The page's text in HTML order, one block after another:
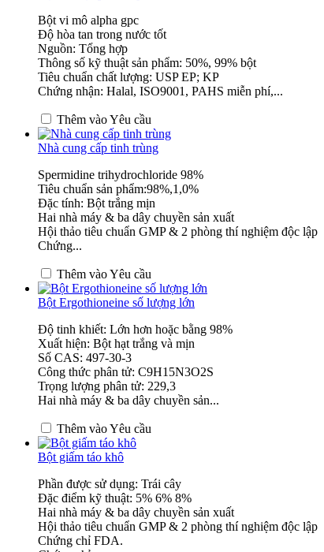
Bột vi mô alpha gpc
Độ hòa tan trong nước tốt
Nguồn: Tổng hợp
Thông số kỹ thuật sản phẩm: 50%, 99% bột
Tiêu chuẩn chất lượng: USP EP; KP
Chứng nhận: Halal, ISO9001, PAHS miễn phí,...
Thêm vào Yêu cầu
Nhà cung cấp tinh trùng
Spermidine trihydrochloride 98%
Tiêu chuẩn sản phẩm:98%,1,0%
Đặc tính: Bột trắng mịn
Hai nhà máy & ba dây chuyền sản xuất
Hội thảo tiêu chuẩn GMP & 2 phòng thí nghiệm độc lập
Chứng...
Thêm vào Yêu cầu
Bột Ergothioneine số lượng lớn
Độ tinh khiết: Lớn hơn hoặc bằng 98%
Xuất hiện: Bột hạt trắng và mịn
Số CAS: 497-30-3
Công thức phân tử: C9H15N3O2S
Trọng lượng phân tử: 229,3
Hai nhà máy & ba dây chuyền sản...
Thêm vào Yêu cầu
Bột giấm táo khô
Phần được sử dụng: Trái cây
Đặc điểm kỹ thuật: 5% 6% 8%
Hai nhà máy & ba dây chuyền sản xuất
Hội thảo tiêu chuẩn GMP & 2 phòng thí nghiệm độc lập
Chứng chỉ FDA.